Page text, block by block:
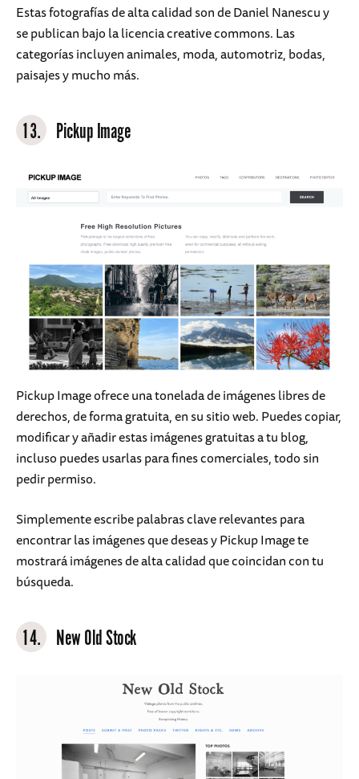
Estas fotografías de alta calidad son de Daniel Nanescu y
se publican bajo la licencia creative commons. Las
categorías incluyen animales, moda, automotriz, bodas,
paisajes y mucho más.
13. Pickup Image
Pickup Image ofrece una tonelada de imágenes libres de
derechos, de forma gratuita, en su sitio web. Puedes copiar,
modificar y añadir estas imágenes gratuitas a tu blog,
incluso puedes usarlas para fines comerciales, todo sin
pedir permiso.
Simplemente escribe palabras clave relevantes para
encontrar las imágenes que deseas y Pickup Image te
mostrará imágenes de alta calidad que coincidan con tu
búsqueda.
14. New Old Stock